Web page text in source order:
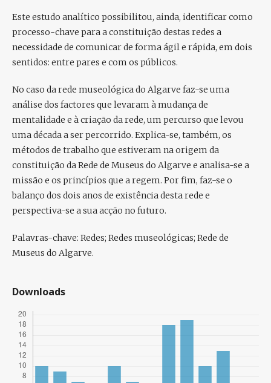
Este estudo analítico possibilitou, ainda, identificar como
processo-chave para a constituição destas redes a
necessidade de comunicar de forma ágil e rápida, em dois
sentidos: entre pares e com os públicos.
No caso da rede museológica do Algarve faz-se uma
análise dos factores que levaram à mudança de
mentalidade e à criação da rede, um percurso que levou
uma década a ser percorrido. Explica-se, também, os
métodos de trabalho que estiveram na origem da
constituição da Rede de Museus do Algarve e analisa-se a
missão e os princípios que a regem. Por fim, faz-se o
balanço dos dois anos de existência desta rede e
perspectiva-se a sua acção no futuro.
Palavras-chave: Redes; Redes museológicas; Rede de
Museus do Algarve.
Downloads